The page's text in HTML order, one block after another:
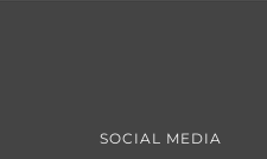
SOCIAL MEDIA